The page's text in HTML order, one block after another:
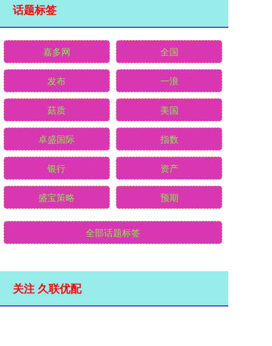
话题标签
嘉多网 全国
发布 一浪
菇质 美国
卓盛国际 指数
银行 资产
盛宝策略 预期
全部话题标签
关注 久联优配